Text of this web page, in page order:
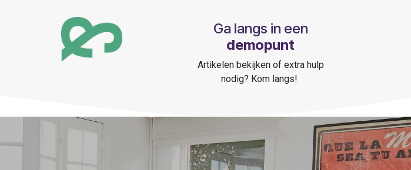
Ga langs in een
demopunt
Artikelen bekijken of extra hulp
nodig? Kom langs!